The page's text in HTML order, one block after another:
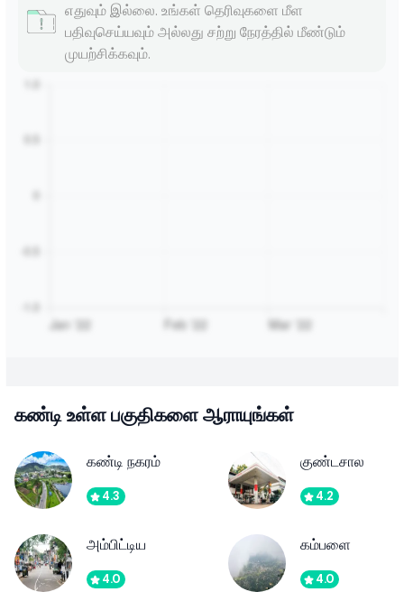
எதுவும் இல்லை. உங்கள் தெரிவுகளை மீள
பதிவுசெய்யவும் அல்லது சற்று நேரத்தில் மீண்டும்
முயற்சிக்கவும்.
கண்டி உள்ள பகுதிகளை ஆராயுங்கள்
கண்டி நகரம்
4.3
குண்டசால
4.2
அம்பிட்டிய
4.0
கம்பளை
4.0